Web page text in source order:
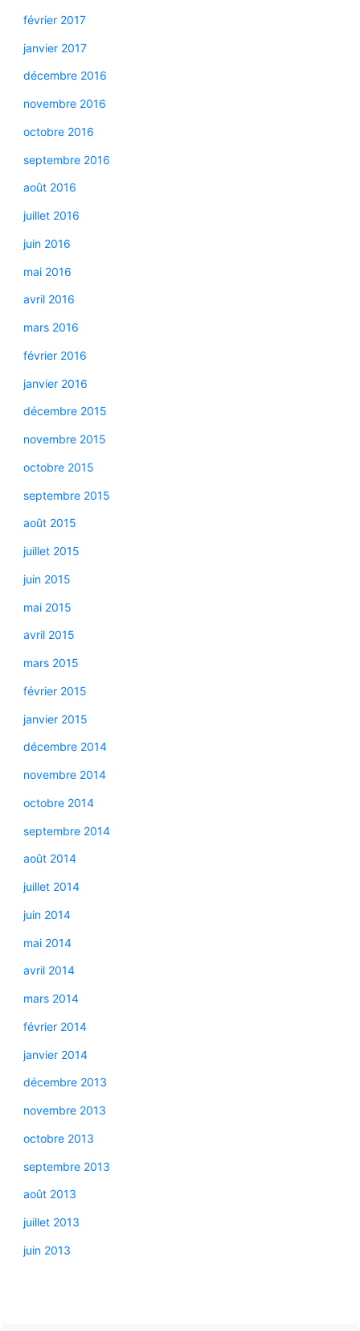
février 2017
janvier 2017
décembre 2016
novembre 2016
octobre 2016
septembre 2016
août 2016
juillet 2016
juin 2016
mai 2016
avril 2016
mars 2016
février 2016
janvier 2016
décembre 2015
novembre 2015
octobre 2015
septembre 2015
août 2015
juillet 2015
juin 2015
mai 2015
avril 2015
mars 2015
février 2015
janvier 2015
décembre 2014
novembre 2014
octobre 2014
septembre 2014
août 2014
juillet 2014
juin 2014
mai 2014
avril 2014
mars 2014
février 2014
janvier 2014
décembre 2013
novembre 2013
octobre 2013
septembre 2013
août 2013
juillet 2013
juin 2013